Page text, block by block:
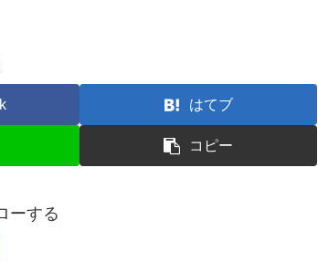
はてブ
コピー
ーする